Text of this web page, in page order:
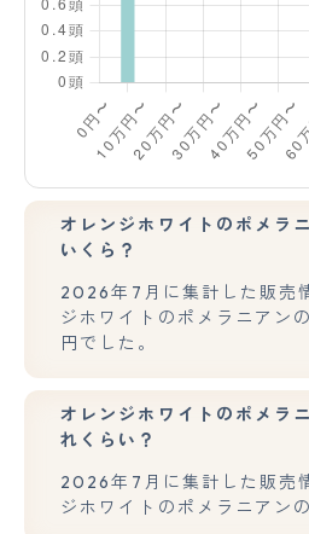
オレンジホワイトのポメラ
いくら？
2026年7月に集計した販売
ジホワイトのポメラニアン
円でした。
オレンジホワイトのポメラ
れくらい？
2026年7月に集計した販売
ジホワイトのポメラニアン